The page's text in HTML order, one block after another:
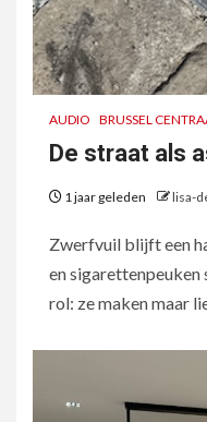
AUDIO BRUSSEL
De straat als
1 jaar geleden lisa-
Zwerfvuil blijft een
en sigarettenpeuken
rol: ze maken maar